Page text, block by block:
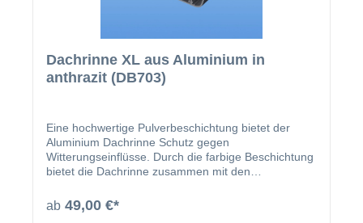
Dachrinne XL aus Aluminium in
anthrazit (DB703)
Eine hochwertige Pulverbeschichtung bietet der
Aluminium Dachrinne Schutz gegen
Witterungseinflüsse. Durch die farbige Beschichtung
bietet die Dachrinne zusammen mit den
homogenes Gesamtbild.
ab 49,00 €*